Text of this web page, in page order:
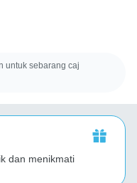
untuk sebarang caj
dan menikmati